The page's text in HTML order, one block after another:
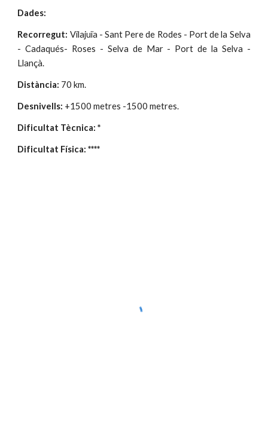
Dades:
Recorregut: Vilajuïa - Sant Pere de Rodes - Port de la Selva
-Cadaqués- Roses - Selva de Mar- Port de la Selva -
Llançà.
Distància: 70 km.
Desnivells: +1500 metres -1500 metres.
Dificultat Tècnica: *
Dificultat Física: ****